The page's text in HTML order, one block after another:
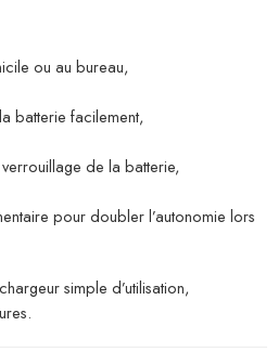
ou au bureau,
batterie facilement,
de la batterie,
pour doubler l’autonomie lors
simple d’utilisation,